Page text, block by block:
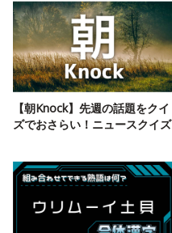
【朝Knock】先週の話題をクイ
ズでおさらい！ニュースクイズ